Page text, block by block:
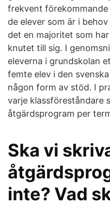
frekvent
de elever som är i
det en majoritet som
knutet till sig. I
eleverna i grundskolan
femte elev i den
någon form av stöd. I
varje klassföreståndare
åtgärdsprogram per
Ska vi
inte? Vad